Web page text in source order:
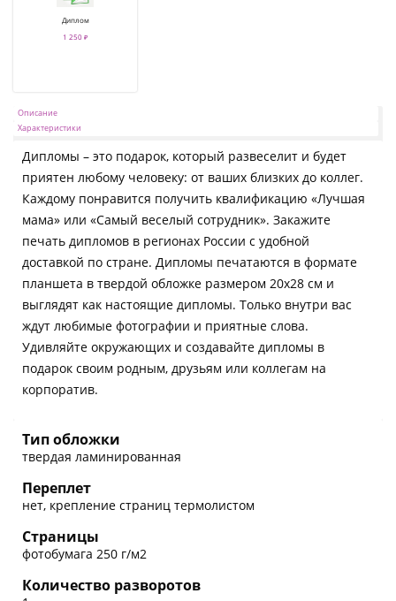
Диплом
1 250 ₽
Описание
Характеристики
Дипломы – это подарок, который развеселит и будет
приятен любому человеку: от ваших близких до коллег.
Каждому понравится получить квалификацию «Лучшая
мама» или «Самый веселый сотрудник». Закажите
печать дипломов в регионах России с удобной
доставкой по стране. Дипломы печатаются в формате
планшета в твердой обложке размером 20х28 см и
выглядят как настоящие дипломы. Только внутри вас
ждут любимые фотографии и приятные слова.
Удивляйте окружающих и создавайте дипломы в
подарок своим родным, друзьям или коллегам на
корпоратив.
Тип обложки
твердая ламинированная
Переплет
нет, крепление страниц термолистом
Страницы
фотобумага 250 г/м2
Количество разворотов